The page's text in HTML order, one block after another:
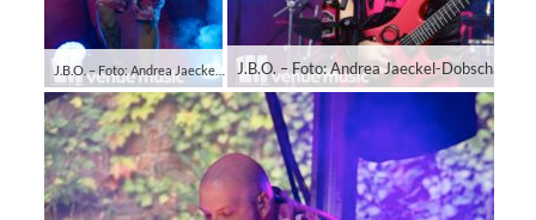
J.B.O. – Foto: Andrea Jaeckel-Dobschat J.B.O. – Foto: Andrea Jaeckel-Dobschat